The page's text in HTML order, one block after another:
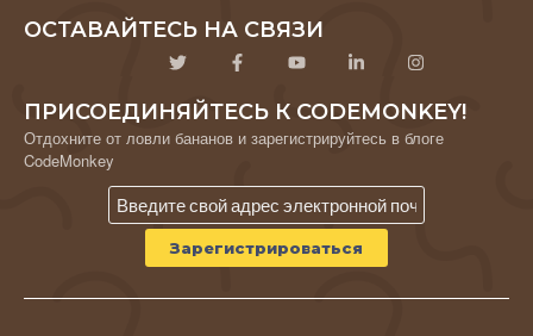
ОСТАВАЙТЕСЬ НА СВЯЗИ
ПРИСОЕДИНЯЙТЕСЬ К CODEMONKEY!
Отдохните от ловли бананов и зарегистрируйтесь в блоге
CodeMonkey